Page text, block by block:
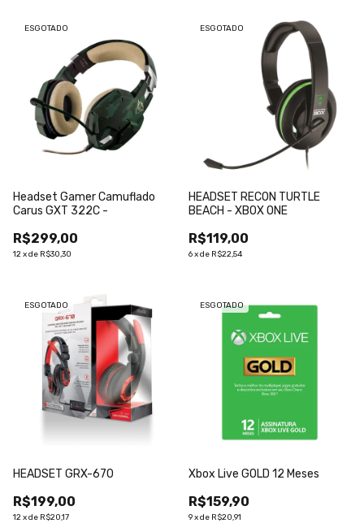
ESGOTADO
Headset Gamer Camuflado
Carus GXT 322C -
R$299,00
12xde R$30,30
ESGOTADO
HEADSET RECON TURTLE
BEACH - XBOX ONE
R$119,00
6xde R$22,54
ESGOTADO
HEADSET GRX-670
R$199,00
12xde R$20,17
ESGOTADO
Xbox Live GOLD 12 Meses
R$159,90
9xde R$20,91